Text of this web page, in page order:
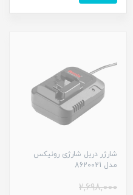
شارژر دریل شارژی رونیکس
مدل 8620021
2,698,000